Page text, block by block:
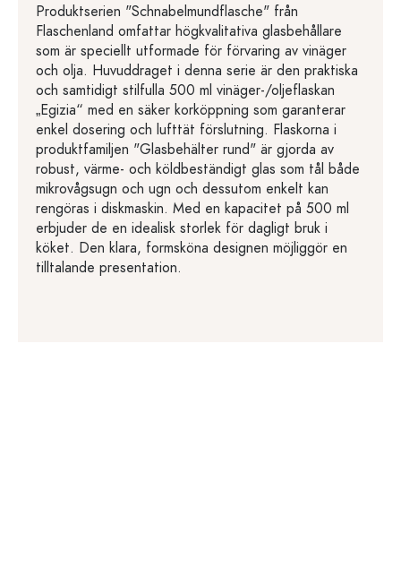
Produktserien "Schnabelmundflasche" från
Flaschenland omfattar högkvalitativa glasbehållare
som är speciellt utformade för förvaring av vinäger
och olja. Huvuddraget i denna serie är den praktiska
och samtidigt stilfulla 500 ml vinäger-/oljeflaskan
„Egizia“ med en säker korköppning som garanterar
enkel dosering och lufttät förslutning. Flaskorna i
produktfamiljen "Glasbehälter rund" är gjorda av
robust, värme- och köldbeständigt glas som tål både
mikrovågsugn och ugn och dessutom enkelt kan
rengöras i diskmaskin. Med en kapacitet på 500 ml
erbjuder de en idealisk storlek för dagligt bruk i
köket. Den klara, formsköna designen möjliggör en
tilltalande presentation.